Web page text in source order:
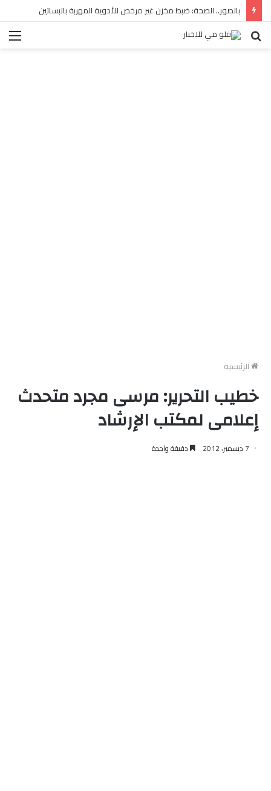
بالصور.. الصحة: ضبط مخزن غير مرخص للأدوية المهربة بالبساتين
بحث
الرئيسية
خطيب التحرير: مرسى مجرد متحدث
إعلامى لمكتب الإرشاد
7 ديسمبر، 2012 دقيقة واحدة